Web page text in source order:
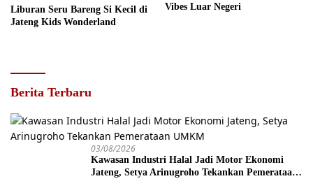
Liburan Seru Bareng Si Kecil di
Jateng Kids Wonderland
Vibes Luar Negeri
Berita Terbaru
03/08/2026
Kawasan Industri Halal Jadi Motor Ekonomi
Jateng, Setya Arinugroho Tekankan Pemerataan